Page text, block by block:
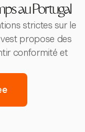
au Portugal
strictes sur le
propose des
conformité et